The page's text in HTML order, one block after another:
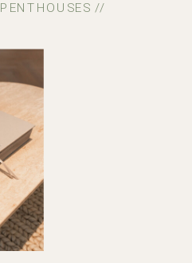
PENTHOUSES //